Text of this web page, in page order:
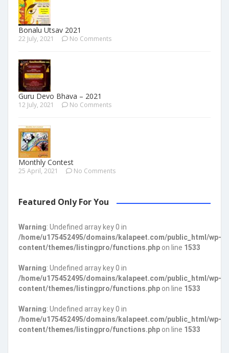
Bonalu Utsav 2021
22 July, 2021 No Comments
Guru Devo Bhava – 2021
12 July, 2021 No Comments
Monthly Contest
25 April, 2021 No Comments
Featured Only For You
Warning: Undefined array key 0 in
/home/u175452495/domains/kalapeet.com/public_html/wp-
content/themes/listingpro/functions.php on line 1533
Warning: Undefined array key 0 in
/home/u175452495/domains/kalapeet.com/public_html/wp-
content/themes/listingpro/functions.php on line 1533
Warning: Undefined array key 0 in
/home/u175452495/domains/kalapeet.com/public_html/wp-
content/themes/listingpro/functions.php on line 1533